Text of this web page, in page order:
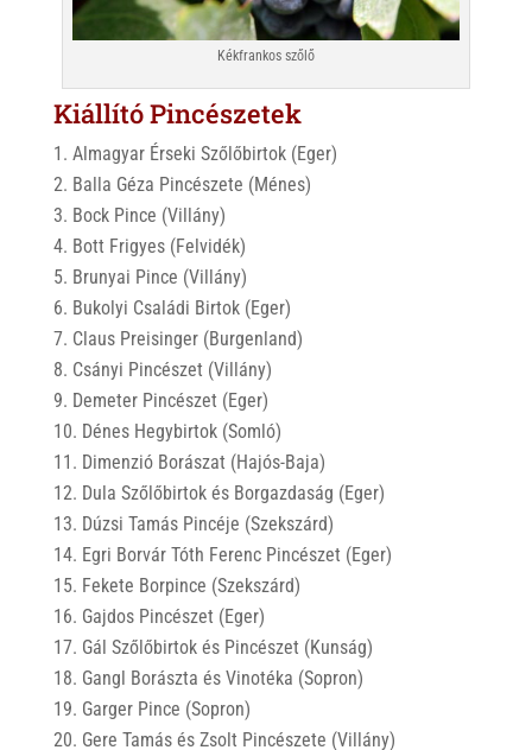
Kékfrankos szőlő
Kiállító Pincészetek
Almagyar Érseki Szőlőbirtok (Eger)
Balla Géza Pincészete (Ménes)
Bock Pince (Villány)
Bott Frigyes (Felvidék)
Brunyai Pince (Villány)
Bukolyi Családi Birtok (Eger)
Claus Preisinger (Burgenland)
Csányi Pincészet (Villány)
Demeter Pincészet (Eger)
Dénes Hegybirtok (Somló)
Dimenzió Borászat (Hajós-Baja)
Dula Szőlőbirtok és Borgazdaság (Eger)
Dúzsi Tamás Pincéje (Szekszárd)
Egri Borvár Tóth Ferenc Pincészet (Eger)
Fekete Borpince (Szekszárd)
Gajdos Pincészet (Eger)
Gál Szőlőbirtok és Pincészet (Kunság)
Gangl Borászta és Vinotéka (Sopron)
Garger Pince (Sopron)
Gere Tamás és Zsolt Pincészete (Villány)